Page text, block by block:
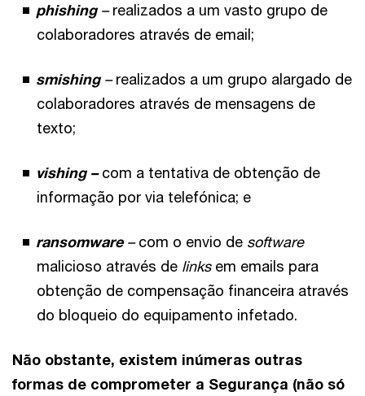
phishing–realizados a um vasto grupo de
colaboradores através de email;
smishing–realizados a um grupo alargado de
colaboradores através de mensagens de
texto;
vishing –com a tentativa de obtenção de
informação por via telefónica; e
ransomware–com o envio de software
malicioso através de linksem emails para
obtenção de compensação financeira através
do bloqueio do equipamento infetado.
Não obstante, existem inúmeras outras
formas de comprometer a Segurança (não só